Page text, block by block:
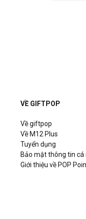
VỀ GIFTPOP
Về giftpop
Về M12 Plus
Tuyển dụng
Bảo mật thông tin cá
Giới thiệu về POP